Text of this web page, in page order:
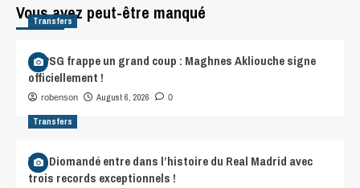
Vous avez peut-être manqué
Transfers
Le PSG frappe un grand coup : Maghnes Akliouche signe
officiellement !
robenson August 6, 2026 0
Transfers
Yan Diomandé entre dans l’histoire du Real Madrid avec
trois records exceptionnels !